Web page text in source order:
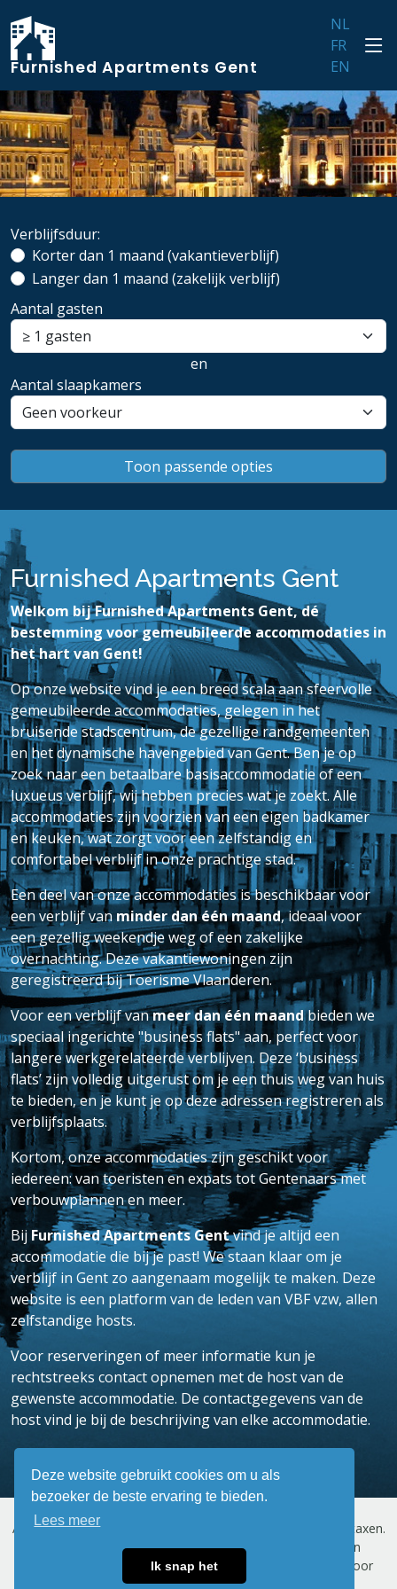
Deze website gebruikt cookies om u als
bezoeker de beste ervaring te bieden.
Lees meer
Ik snap het
Furnished Apartments Gent
NL
FR
EN
Verblijfsduur:
Korter dan 1 maand (vakantieverblijf)
Langer dan 1 maand (zakelijk verblijf)
Aantal gasten
en
Aantal slaapkamers
Furnished Apartments Gent
Welkom bij Furnished Apartments Gent, dé
bestemming voor gemeubileerde accommodaties in
het hart van Gent!
Op onze website vind je een breed scala aan sfeervolle
gemeubileerde accommodaties, gelegen in het
bruisende stadscentrum, de gezellige randgemeenten
en het dynamische havengebied van Gent. Ben je op
zoek naar een betaalbare basisaccommodatie of een
luxueus verblijf, wij hebben precies wat je zoekt. Alle
accommodaties zijn voorzien van een eigen badkamer
en keuken, wat zorgt voor een zelfstandig en
comfortabel verblijf in onze prachtige stad.
Een deel van onze accommodaties is beschikbaar voor
een verblijf vanminder dan één maand, ideaal voor
een gezellig weekendje weg of een zakelijke
overnachting. Deze vakantiewoningen zijn
geregistreerd bij Toerisme Vlaanderen.
Voor een verblijf vanmeer dan één maandbieden we
speciaal ingerichte "business flats" aan, perfect voor
langere werkgerelateerde verblijven. Deze ‘business
flats’ zijn volledig uitgerust om je een thuis weg van huis
te bieden, en je kunt je op deze adressen registreren als
verblijfsplaats.
Kortom, onze accommodaties zijn geschikt voor
iedereen: van toeristen en expats tot Gentenaars met
verbouwplannen en meer.
Bij Furnished Apartments Gentvind je altijd een
accommodatie die bij je past! We staan klaar om je
verblijf in Gent zo aangenaam mogelijk te maken. Deze
website is een platform van de leden van VBF vzw, allen
zelfstandige hosts.
Voor reserveringen of meer informatie kun je
rechtstreeks contact opnemen met de host van de
gewenste accommodatie. De contactgegevens van de
host vind je bij de beschrijving van elke accommodatie.
Alle prijzen vermeld op deze website zijn exclusief BTW en taxen.
Furnished Apartments Gent
. Alle rechten
Privacybeleid/Voorwaarden
/ Gemaakt door
WEB Vlaanderen